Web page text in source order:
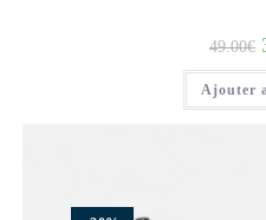
49.00€
Ajouter